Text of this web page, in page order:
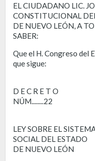
EL CIUDADANO LIC.
CONSTITUCIONAL
DE NUEVO LEÓN, A
SABER:
Que el H. Congreso del
que sigue:
D E C R E T O
NÚM........22
LEY SOBRE EL
SOCIAL DEL ESTADO
DE NUEVO LEÓN